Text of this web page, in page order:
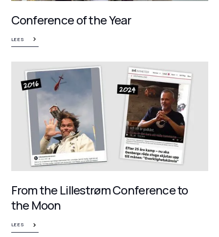
Conference of the Year
LEES
From the Lillestrøm Conference to
the Moon
LEES